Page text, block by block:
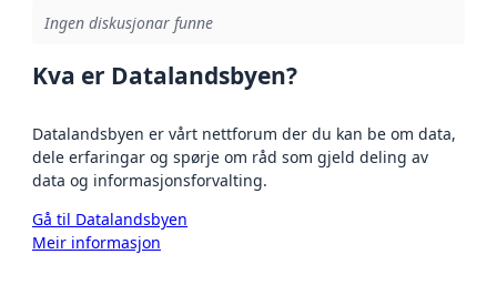
Ingen diskusjonar funne
Kva er Datalandsbyen?
Datalandsbyen er vårt nettforum der du kan be om data,
dele erfaringar og spørje om råd som gjeld deling av
data og informasjonsforvalting.
Gå til Datalandsbyen
Meir informasjon